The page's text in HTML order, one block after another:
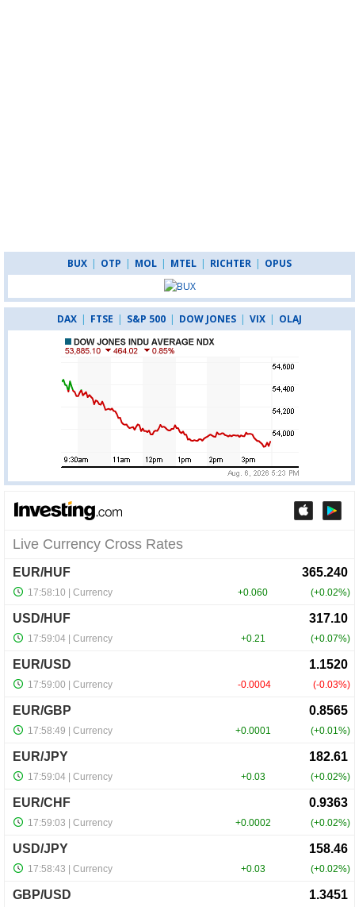
BUX | OTP | MOL | MTEL | RICHTER | OPUS
DAX | FTSE | S&P 500 | DOW JONES | VIX | OLAJ